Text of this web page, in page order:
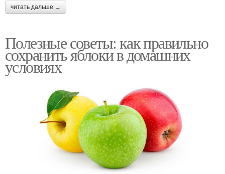
читать дальше →
Полезные советы: как правильно
сохранить яблоки в домашних
условиях